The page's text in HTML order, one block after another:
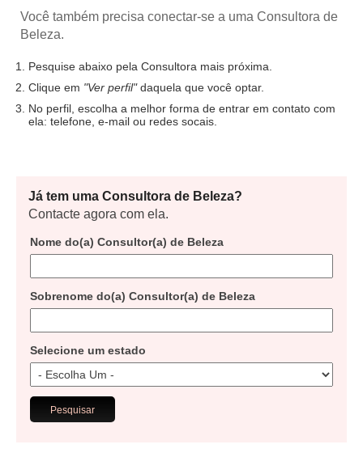
Você também precisa conectar-se a uma Consultora de
Beleza.
Pesquise abaixo pela Consultora mais próxima.
Clique em "Ver perfil"daquela que você optar.
No perfil, escolha a melhor forma de entrar em contato com
ela: telefone, e-mail ou redes socais.
Já tem uma Consultora de Beleza?
Contacte agora com ela.
Nome do(a) Consultor(a) de Beleza
Sobrenome do(a) Consultor(a) de Beleza
Selecione um estado